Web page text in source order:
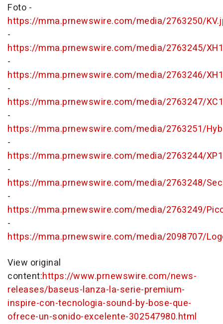
Foto -
https://mma.prnewswire.com/media/2763250/
-
https://mma.prnewswire.com/media/2763245/
-
https://mma.prnewswire.com/media/2763246/
-
https://mma.prnewswire.com/media/2763247/
-
https://mma.prnewswire.com/media/2763251/
-
https://mma.prnewswire.com/media/2763244/
-
https://mma.prnewswire.com/media/2763248/
-
https://mma.prnewswire.com/media/2763249/
-
https://mma.prnewswire.com/media/2098707/
View original
content:https://www.prnewswire.com/news-
releases/baseus-lanza-la-serie-premium-
inspire-con-tecnologia-sound-by-bose-que-
ofrece-un-sonido-excelente-302547980.html